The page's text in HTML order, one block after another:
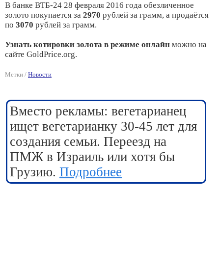
В банке ВТБ-24 28 февраля 2016 года обезличенное
золото покупается за 2970 рублей за грамм, а продаётся
по 3070 рублей за грамм.
Узнать котировки золота в режиме онлайн можно на
сайте GoldPrice.org.
Метки / Новости
Вместо рекламы: вегетарианец
ищет вегетарианку 30-45 лет для
создания семьи. Переезд на
ПМЖ в Израиль или хотя бы
Грузию. Подробнее